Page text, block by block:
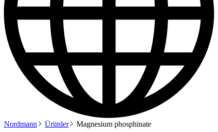
Nordmann Ürünler Magnesium phosphinate